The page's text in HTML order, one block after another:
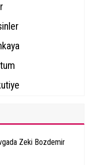
Zeki Bozdemir